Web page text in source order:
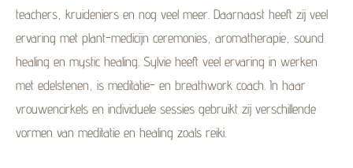
teachers, kruideniers en nog veel meer. Daarnaast heeft zij veel
ervaring met plant-medicijn ceremonies, aromatherapie, sound
healing en mystic healing. Sylvie heeft veel ervaring in werken
met edelstenen, is meditatie- en breathwork coach. In haar
vrouwencirkels en individuele sessies gebruikt zij verschillende
vormen van meditatie en healing zoals reiki.